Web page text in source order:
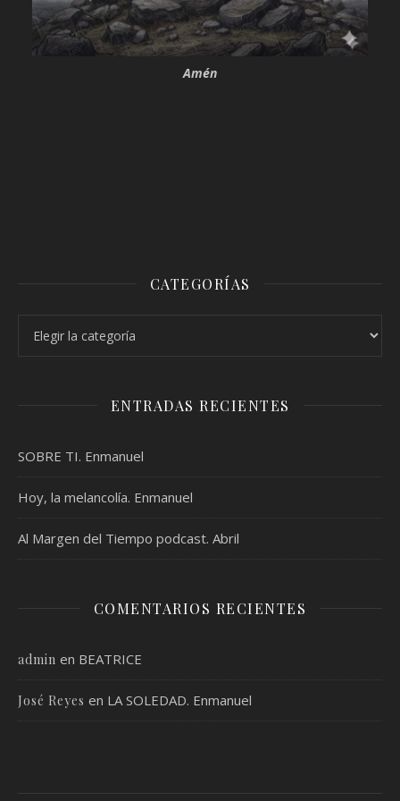
Amén
CATEGORÍAS
ENTRADAS RECIENTES
SOBRE TI. Enmanuel
Hoy, la melancolía. Enmanuel
Al Margen del Tiempo podcast. Abril
COMENTARIOS RECIENTES
admin en BEATRICE
José Reyes en LA SOLEDAD. Enmanuel